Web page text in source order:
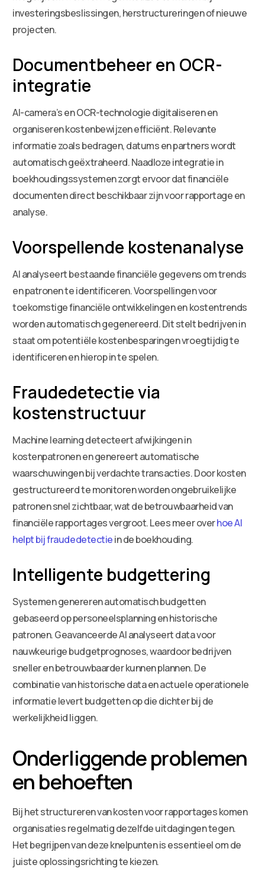
investeringsbeslissingen, herstructureringen of nieuwe
projecten.
Documentbeheer en OCR-
integratie
AI-camera’s en OCR-technologie digitaliseren en
organiseren kostenbewijzen efficiënt. Relevante
informatie zoals bedragen, datums en partners wordt
automatisch geëxtraheerd. Naadloze integratie in
boekhoudingssystemen zorgt ervoor dat financiële
documenten direct beschikbaar zijn voor rapportage en
analyse.
Voorspellende kostenanalyse
AI analyseert bestaande financiële gegevens om trends
en patronen te identificeren. Voorspellingen voor
toekomstige financiële ontwikkelingen en kostentrends
worden automatisch gegenereerd. Dit stelt bedrijven in
staat om potentiële kostenbesparingen vroegtijdig te
identificeren en hierop in te spelen.
Fraudedetectie via
kostenstructuur
Machine learning detecteert afwijkingen in
kostenpatronen en genereert automatische
waarschuwingen bij verdachte transacties. Door kosten
gestructureerd te monitoren worden ongebruikelijke
patronen snel zichtbaar, wat de betrouwbaarheid van
financiële rapportages vergroot. Lees meer overhoe AI
helpt bij fraudedetectiein de boekhouding.
Intelligente budgettering
Systemen genereren automatisch budgetten
gebaseerd op personeelsplanning en historische
patronen. Geavanceerde AI analyseert data voor
nauwkeurige budgetprognoses, waardoor bedrijven
sneller en betrouwbaarder kunnen plannen. De
combinatie van historische data en actuele operationele
informatie levert budgetten op die dichter bij de
werkelijkheid liggen.
Onderliggende problemen
en behoeften
Bij het structureren van kosten voor rapportages komen
organisaties regelmatig dezelfde uitdagingen tegen.
Het begrijpen van deze knelpunten is essentieel om de
juiste oplossingsrichting te kiezen.